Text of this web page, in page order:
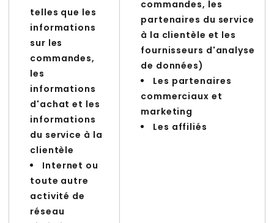
telles que les
informations
sur les
commandes,
les
informations
d'achat et les
informations
du service à la
clientèle
Internet ou
toute autre
activité de
réseau
commandes, les
partenaires du service
à la clientèle et les
fournisseurs d'analyse
de données)
Les partenaires
commerciaux et
marketing
Les affiliés